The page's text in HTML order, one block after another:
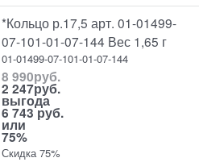
*Кольцо р.17,5 арт. 01-01499-
07-101-01-07-144 Вес 1,65 г
01-01499-07-101-01-07-144
8 990руб.
2 247руб.
выгода
6 743 руб.
или
75%
Скидка 75%